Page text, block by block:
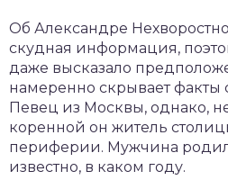
Об Александре
скудная информация,
даже высказало
намеренно скрывает факты
Певец из Москвы, однако,
коренной он житель
периферии. Мужчина
известно, в каком году.